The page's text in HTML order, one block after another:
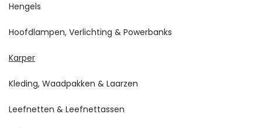
Hengels
Hoofdlampen, Verlichting & Powerbanks
Karper
Kleding, Waadpakken & Laarzen
Leefnetten & Leefnettassen